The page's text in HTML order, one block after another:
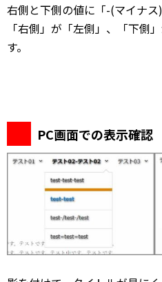
右側と下側の値に「-(マイナス
「右側」が「左側」、「下側
す。
PC画面での表示確認